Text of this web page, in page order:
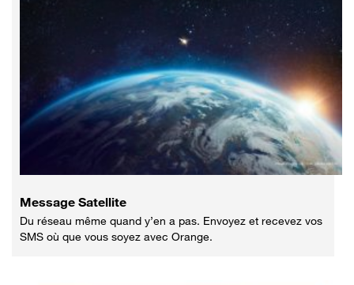
Message Satellite
Du réseau même quand y’en a pas. Envoyez et recevez vos
SMS où que vous soyez avec Orange.